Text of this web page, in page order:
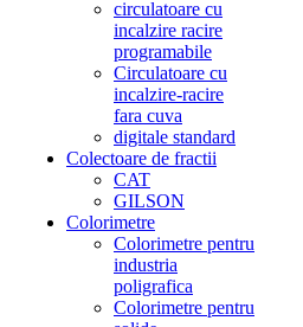
circulatoare cu
incalzire racire
programabile
Circulatoare cu
incalzire-racire
fara cuva
digitale standard
Colectoare de fractii
CAT
GILSON
Colorimetre
Colorimetre pentru
industria
poligrafica
Colorimetre pentru